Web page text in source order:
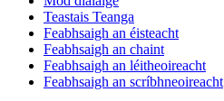
Teastais Teanga
Feabhsaigh an éisteacht
Feabhsaigh an chaint
Feabhsaigh an léitheoireacht
Feabhsaigh an scríbhneoireacht